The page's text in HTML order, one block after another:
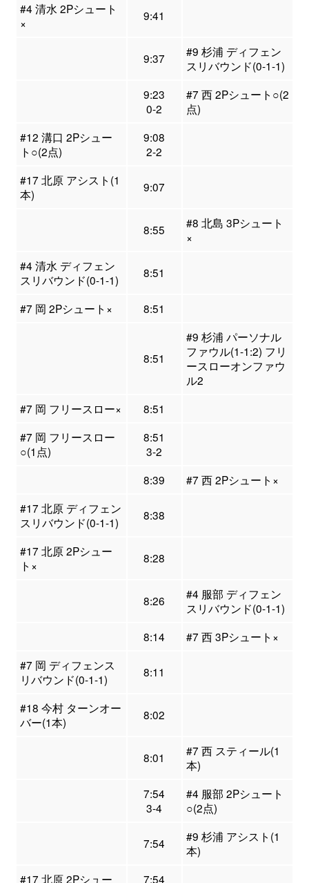
#4 清水 2Pシュート
×
9:41
9:37
#9 杉浦 ディフェン
スリバウンド(0-1-1)
9:23
0-2
#7 西 2Pシュート○(2
点)
#12 溝口 2Pシュー
ト○(2点)
9:08
2-2
#17 北原 アシスト(1
本)
9:07
8:55
#8 北島 3Pシュート
×
#4 清水 ディフェン
スリバウンド(0-1-1)
8:51
#7 岡 2Pシュート× 8:51
8:51
#9 杉浦 パーソナル
ファウル(1-1:2) フリ
ースローオンファウ
ル2
#7 岡 フリースロー×
8:51
#7 岡 フリースロー
○(1点)
8:51
3-2
8:39
#7 西 2Pシュート×
#17 北原 ディフェン
スリバウンド(0-1-1)
8:38
#17 北原 2Pシュー
ト×
8:28
8:26
#4 服部 ディフェン
スリバウンド(0-1-1)
8:14
#7 西 3Pシュート×
#7 岡 ディフェンス
リバウンド(0-1-1)
8:11
#18 今村 ターンオー
バー(1本)
8:02
8:01
#7 西 スティール(1
本)
7:54
3-4
#4 服部 2Pシュート
○(2点)
7:54
#9 杉浦 アシスト(1
本)
#17 北原 2Pシュー
7:54